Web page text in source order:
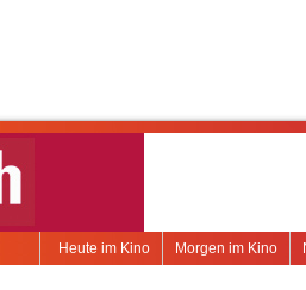
Morgen im Kino
Heute im Kino